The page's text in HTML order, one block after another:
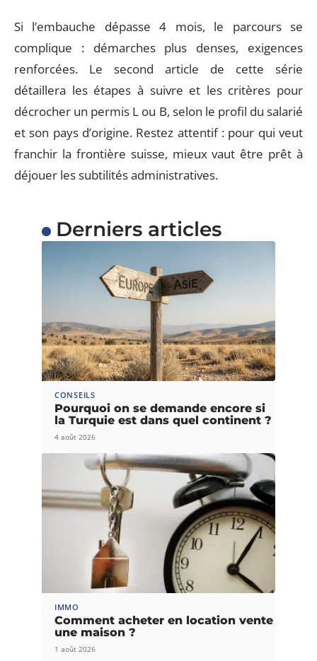
Si l’embauche dépasse 4 mois, le parcours se
complique : démarches plus denses, exigences
renforcées. Le second article de cette série
détaillera les étapes à suivre et les critères pour
décrocher un permis L ou B, selon le profil du salarié
et son pays d’origine. Restez attentif : pour qui veut
franchir la frontière suisse, mieux vaut être prêt à
déjouer les subtilités administratives.
Derniers articles
CONSEILS
Pourquoi on se demande encore si
la Turquie est dans quel continent ?
4 août 2026
IMMO
Comment acheter en location vente
une maison ?
1 août 2026